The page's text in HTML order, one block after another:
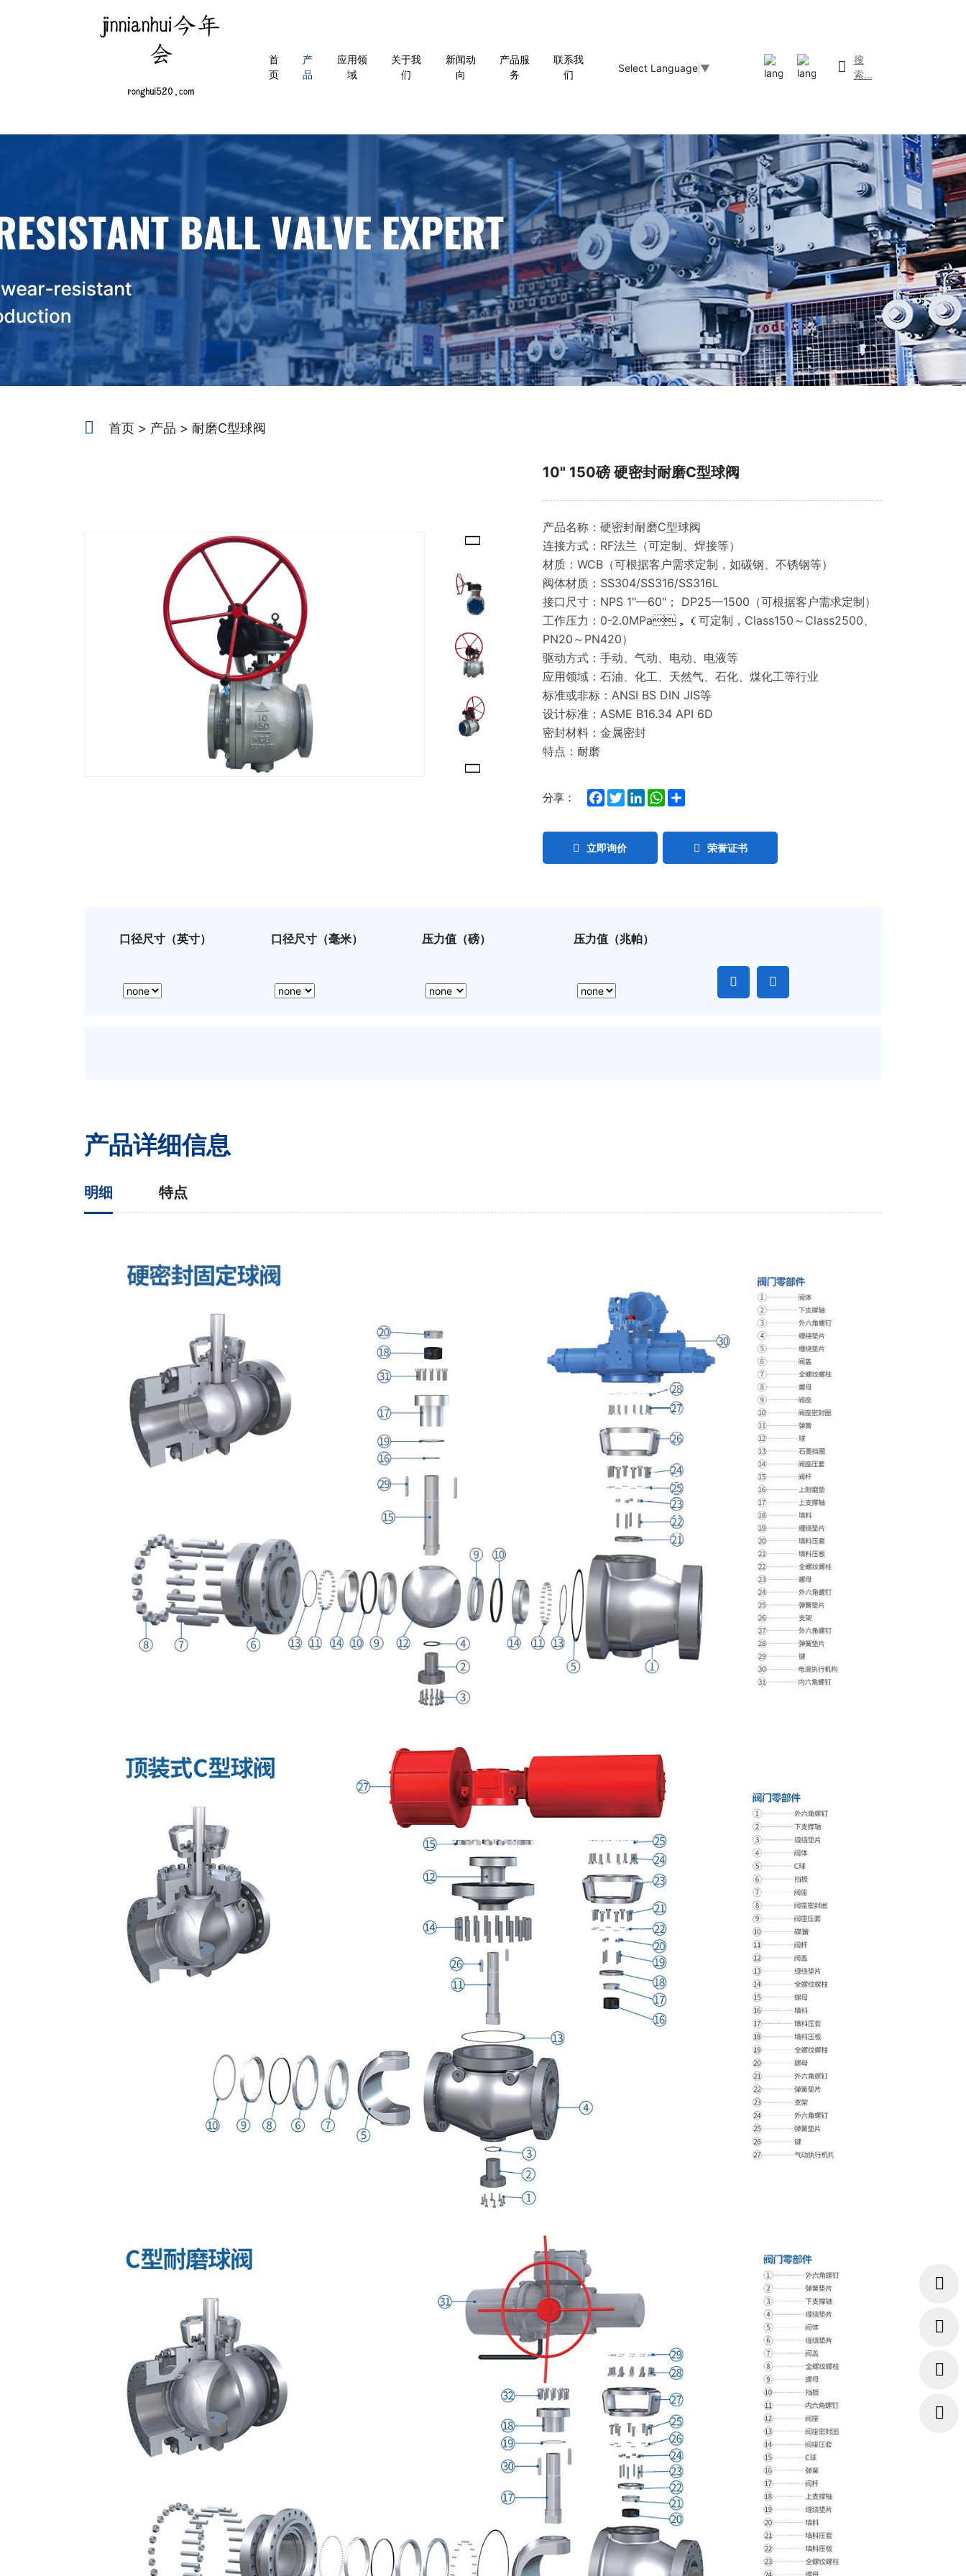
首
页
产
品
应用领
域
关于我
们
新闻动
向
产品服
务
联系我
们
Select Language ▼
搜
索...
首页 产品 耐磨C型球阀
10" 150磅 硬密封耐磨C型球阀
产品名称：硬密封耐磨C型球阀
连接方式：RF法兰（可定制、焊接等）
材质：WCB（可根据客户需求定制，如碳钢、不锈钢等）
阀体材质：SS304/SS316/SS316L
接口尺寸：NPS 1"—60"； DP25—1500（可根据客户需求定制）
工作压力：0-2.0MPa，（可定制，Class150～Class2500、
PN20～PN420）
驱动方式：手动、气动、电动、电液等
应用领域：石油、化工、天然气、石化、煤化工等行业
标准或非标：ANSI BS DIN JIS等
设计标准：ASME B16.34 API 6D
密封材料：金属密封
特点：耐磨
分享： Facebook
TwitterLinkedInWhatsApp
立即询价 荣誉证书
压力值（磅） 压力值（兆帕）
口径尺寸（毫米）
口径尺寸（英寸）
产品详细信息
明细 特点